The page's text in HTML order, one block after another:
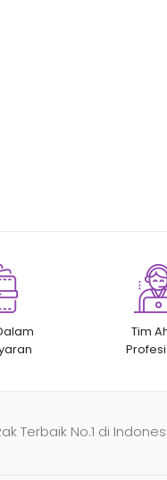
Tim
Terbaik No.1 di